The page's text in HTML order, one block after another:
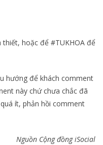
hoặc để #TUKHOA để
hướng để khách comment
này chứ chưa chắc đã
ít, phản hồi comment
Nguồn Cộng đồng iSocial